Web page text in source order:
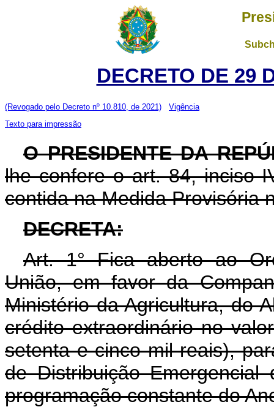
DECRETO DE 29
(Revogado pelo Decreto nº 10.810, de 2021)
Vigência
Texto para impressão
O PRESIDENTE DA
lhe confere o art. 84, inciso
contida na Medida Provisória
DECRETA:
Art. 1° Fica aberto ao
União, em favor da
Ministério da Agricultura, do
crédito extraordinário no
setenta e cinco mil reais),
de Distribuição
programação constante do